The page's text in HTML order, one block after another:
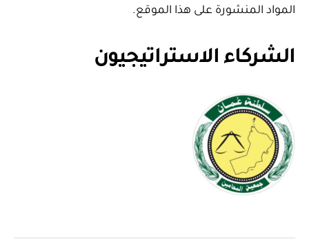
المواد المنشورة على هذا الموقع.
الشركاء الاستراتيجيون